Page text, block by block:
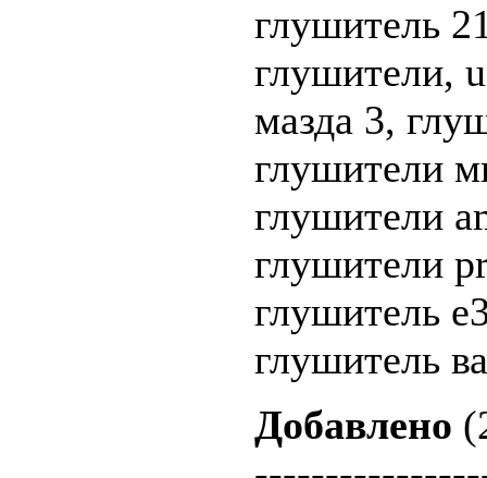
глушитель
глушители,
мазда 3,
глушители
глушители
глушители
глушитель
глушитель
Добавлено